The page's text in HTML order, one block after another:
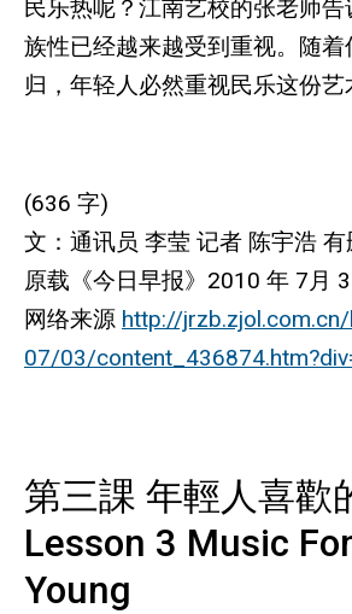
民乐热呢？江南艺校的张老师
族性已经越来越受到重视。随着
归，年轻人必然重视民乐这份艺
(636 字)
文：通讯员 李莹 记者 陈宇浩 有
原载《今日早报》2010 年 7月
网络来源 http://
07/03/
第三課 年輕人喜歡
Lesson 3 Music
Young